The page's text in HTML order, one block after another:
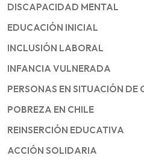
DISCAPACIDAD MENTAL
EDUCACIÓN INICIAL
INCLUSIÓN LABORAL
INFANCIA VULNERADA
PERSONAS EN SITUACIÓN DE
POBREZA EN CHILE
REINSERCIÓN EDUCATIVA
ACCIÓN SOLIDARIA